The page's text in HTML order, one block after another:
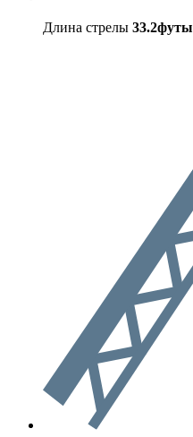
Длина стрелы 33.2футы